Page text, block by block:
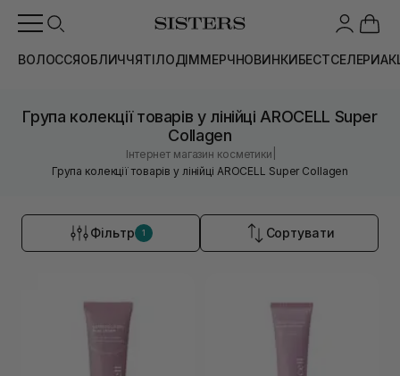
ВОЛОССЯОБЛИЧЧЯТІЛОДІММЕРЧНОВИНКИБЕСТСЕЛЕРИ
Група колекції товарів у лінійці AROCELL Super
Collagen
Інтернет магазин косметики
Група колекції товарів у лінійці AROCELL Super Collagen
Фільтр 1 Сортувати